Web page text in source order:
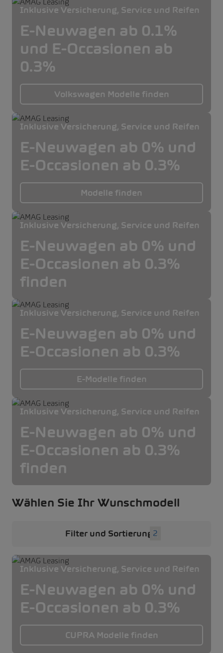
Inklusive Versicherung, Service und Reifen
E-Neuwagen ab 0.1%
und E-Occasionen ab
0.3%
Volkswagen Modelle finden
Inklusive Versicherung, Service und Reifen
E-Neuwagen ab 0% und
E-Occasionen ab 0.3%
Modelle finden
Inklusive Versicherung, Service und Reifen
E-Neuwagen ab 0% und
E-Occasionen ab 0.3%
finden
Inklusive Versicherung, Service und Reifen
E-Neuwagen ab 0% und
E-Occasionen ab 0.3%
E-Modelle finden
Inklusive Versicherung, Service und Reifen
E-Neuwagen ab 0% und
E-Occasionen ab 0.3%
finden
Wählen Sie Ihr Wunschmodell
Filter und Sortierung 2
Inklusive Versicherung, Service und Reifen
E-Neuwagen ab 0% und
E-Occasionen ab 0.3%
CUPRA Modelle finden